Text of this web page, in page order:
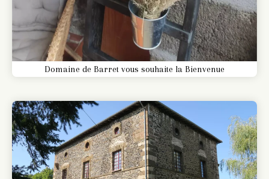
Domaine de Barret vous souhaite la Bienvenue